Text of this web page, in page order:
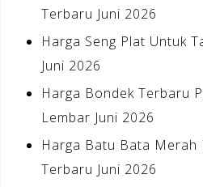
Terbaru Juni 2026
Harga Seng Plat Untuk
Juni 2026
Harga Bondek Terbaru
Lembar Juni 2026
Harga Batu Bata Merah
Terbaru Juni 2026